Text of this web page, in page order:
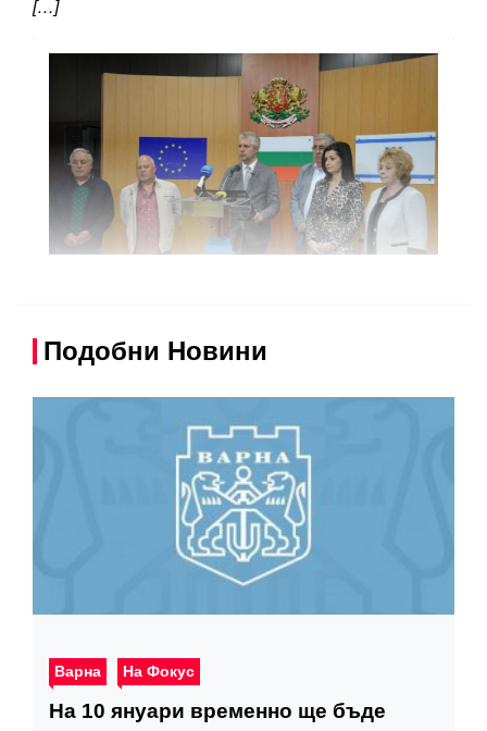
[…]
Подобни Новини
Варна На Фокус
На 10 януари временно ще бъде